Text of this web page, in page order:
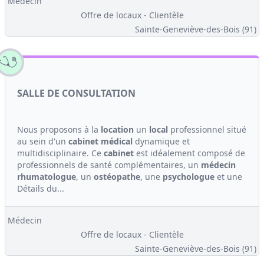
Offre de locaux - Clientèle
Sainte-Geneviève-des-Bois (91)
SALLE DE CONSULTATION
Nous proposons à la location un local professionnel situé
au sein d'un cabinet médical dynamique et
multidisciplinaire. Ce cabinet est idéalement composé de
professionnels de santé complémentaires, un médecin
rhumatologue, un ostéopathe, une psychologue et une
Détails du...
Médecin
Offre de locaux - Clientèle
Sainte-Geneviève-des-Bois (91)